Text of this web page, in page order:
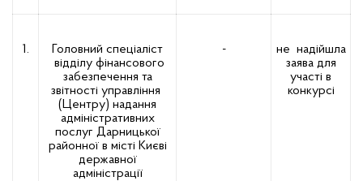
1.
Головний спеціаліст
відділу фінансового
забезпечення та
звітності управління
(Центру) надання
адміністративних
послуг Дарницької
районної в місті Києві
державної
адміністрації
-
не надійшла
заява для
участі в
конкурсі